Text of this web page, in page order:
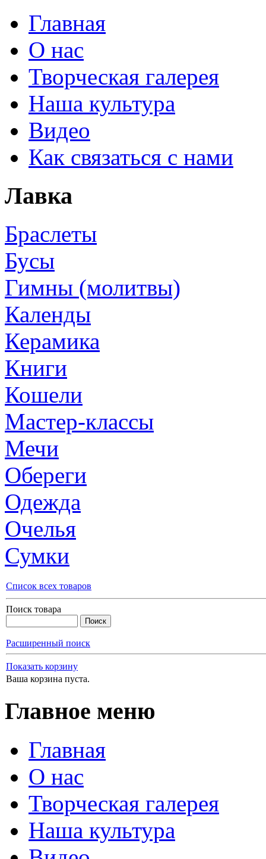
Главная
О нас
Творческая галерея
Наша культура
Видео
Как связаться с нами
Лавка
Браслеты
Бусы
Гимны (молитвы)
Календы
Керамика
Книги
Кошели
Мастер-классы
Мечи
Обереги
Одежда
Очелья
Сумки
Список всех товаров
Поиск товара
Расширенный поиск
Показать корзину
Ваша корзина пуста.
Главное меню
Главная
О нас
Творческая галерея
Наша культура